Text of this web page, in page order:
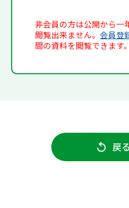
非会員の方は公開から一
閲覧出来ません。会員登
間の資料を閲覧できます。
戻る